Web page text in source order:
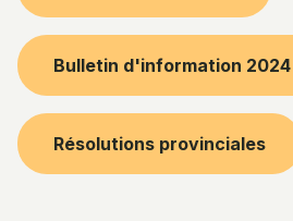
Bulletin d'information 2024
Résolutions provinciales